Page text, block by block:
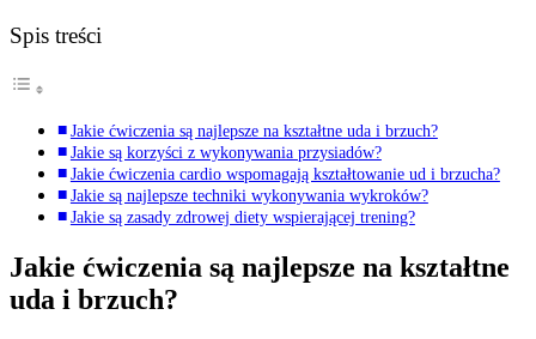
Spis treści
Jakie ćwiczenia są najlepsze na kształtne uda i brzuch?
Jakie są korzyści z wykonywania przysiadów?
Jakie ćwiczenia cardio wspomagają kształtowanie ud i brzucha?
Jakie są najlepsze techniki wykonywania wykroków?
Jakie są zasady zdrowej diety wspierającej trening?
Jakie ćwiczenia są najlepsze na kształtne
uda i brzuch?